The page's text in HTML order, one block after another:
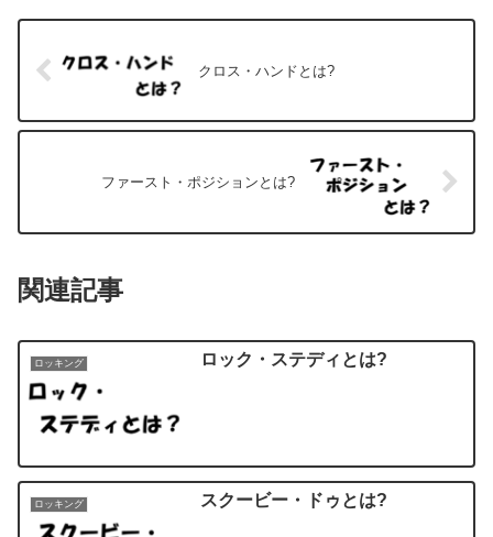
クロス・ハンドとは?
ファースト・ポジションとは?
関連記事
ロッキング ロック・ステディとは?
ロッキング スクービー・ドゥとは?